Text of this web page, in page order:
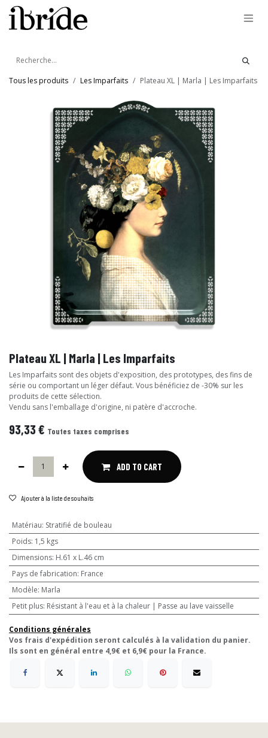
Se rendre au contenu
Tous les produits Les Imparfaits Plateau XL | Marla | Les Imparfaits
Plateau XL | Marla | Les Imparfaits
Les Imparfaits sont des objets d'exposition, des prototypes, des fins de
série ou comportant un léger défaut. Vous bénéficiez de -30% sur les
produits de cette sélection.
Vendu sans l'emballage d'origine, ni patère d'accroche.
93,33€ Toutes taxes comprises
ADD TO CART
Ajouter à la liste de souhaits
Matériau: Stratifié de bouleau
Poids: 1,5 kgs
Dimensions: H.61 x L.46 cm
Pays de fabrication: France
Modèle: Marla
Petit plus: Résistant à l'eau et à la chaleur | Passe au lave vaisselle
Conditions générales
Vos frais d'expédition seront calculés à la validation du panier.
Ils sont en général entre 4,9€ et 6,9€ pour la France.